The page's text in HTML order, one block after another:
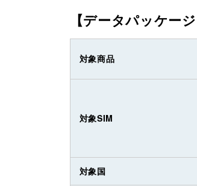
【データパッケージ
対象商品
対象SIM
対象国